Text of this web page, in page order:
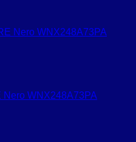
Nero WNX248A73PA